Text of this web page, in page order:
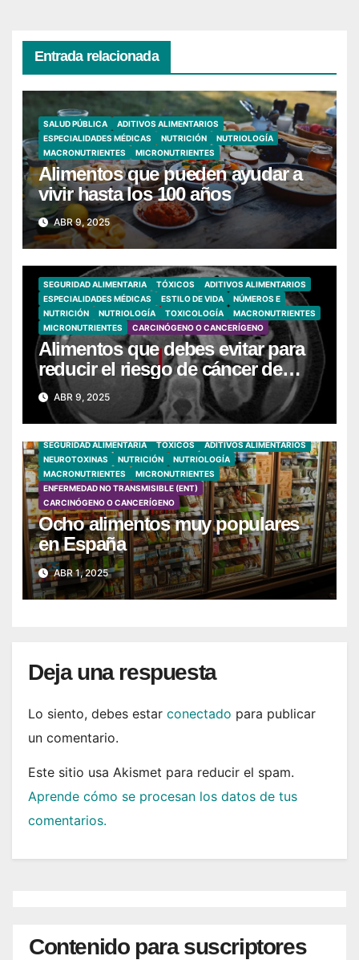
Entrada relacionada
SALUD PÚBLICA
ADITIVOS ALIMENTARIOS
ESPECIALIDADES MÉDICAS
NUTRICIÓN
NUTRIOLOGÍA
MACRONUTRIENTES
MICRONUTRIENTES
Alimentos que pueden ayudar a
vivir hasta los 100 años
ABR 9, 2025
SEGURIDAD ALIMENTARIA TÓXICOS
ADITIVOS ALIMENTARIOS
ESPECIALIDADES MÉDICAS
ESTILO DE VIDA
NÚMEROS E
NUTRICIÓN
NUTRIOLOGÍA TOXICOLOGÍA
MACRONUTRIENTES
MICRONUTRIENTES
CARCINÓGENO O CANCERÍGENO
Alimentos que debes evitar para
reducir el riesgo de cáncer de
páncreas
ABR 9, 2025
SEGURIDAD ALIMENTARIA TÓXICOS
ADITIVOS ALIMENTARIOS
NEUROTOXINAS
NUTRICIÓN
NUTRIOLOGÍA
MACRONUTRIENTES
MICRONUTRIENTES
ENFERMEDAD NO TRANSMISIBLE (ENT)
CARCINÓGENO O CANCERÍGENO
Ocho alimentos muy populares
en España
ABR 1, 2025
Deja una respuesta
Lo siento, debes estar conectado para publicar
un comentario.
Este sitio usa Akismet para reducir el spam.
Aprende cómo se procesan los datos de tus
comentarios.
Contenido para suscriptores